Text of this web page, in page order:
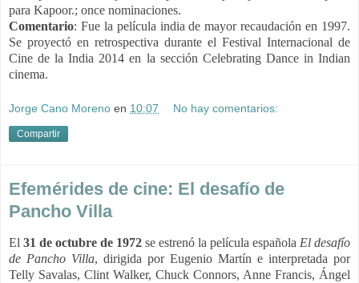
para Kapoor.; once nominaciones.
Comentario: Fue la película india de mayor recaudación en 1997.
Se proyectó en retrospectiva durante el Festival Internacional de
Cine de la India 2014 en la sección Celebrating Dance in Indian
cinema.
Jorge Cano Moreno en 10:07 No hay comentarios:
Compartir
Efemérides de cine: El desafío de
Pancho Villa
El 31 de octubre de 1972 se estrenó la película española El desafío
de Pancho Villa, dirigida por Eugenio Martín e interpretada por
Telly Savalas, Clint Walker, Chuck Connors, Anne Francis, Ángel